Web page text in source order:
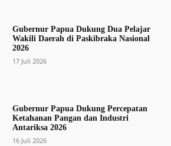
Gubernur Papua Dukung Dua Pelajar
Wakili Daerah di Paskibraka Nasional
2026
17 Juli 2026
Gubernur Papua Dukung Percepatan
Ketahanan Pangan dan Industri
Antariksa 2026
16 Juli 2026